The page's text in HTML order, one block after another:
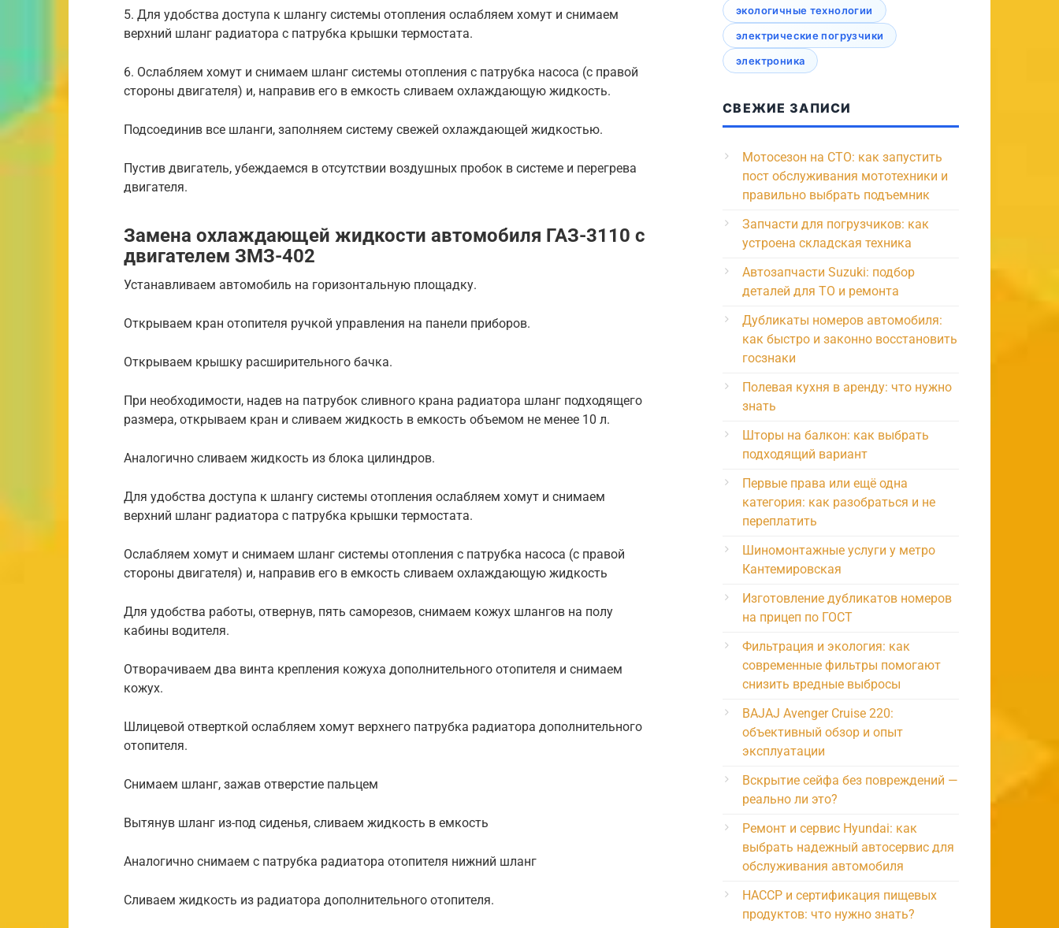
5. Для удобства доступа к шлангу системы отопления ослабляем хомут и снимаем
верхний шланг радиатора с патрубка крышки термостата.
6. Ослабляем хомут и снимаем шланг системы отопления с патрубка насоса (с правой
стороны двигателя) и, направив его в емкость сливаем охлаждающую жидкость.
Подсоединив все шланги, заполняем систему свежей охлаждающей жидкостью.
Пустив двигатель, убеждаемся в отсутствии воздушных пробок в системе и перегрева
двигателя.
Замена охлаждающей жидкости автомобиля ГАЗ-3110 с
двигателем ЗМЗ-402
Устанавливаем автомобиль на горизонтальную площадку.
Открываем кран отопителя ручкой управления на панели приборов.
Открываем крышку расширительного бачка.
При необходимости, надев на патрубок сливного крана радиатора шланг подходящего
размера, открываем кран и сливаем жидкость в емкость объемом не менее 10 л.
Аналогично сливаем жидкость из блока цилиндров.
Для удобства доступа к шлангу системы отопления ослабляем хомут и снимаем
верхний шланг радиатора с патрубка крышки термостата.
Ослабляем хомут и снимаем шланг системы отопления с патрубка насоса (с правой
стороны двигателя) и, направив его в емкость сливаем охлаждающую жидкость
Для удобства работы, отвернув, пять саморезов, снимаем кожух шлангов на полу
кабины водителя.
Отворачиваем два винта крепления кожуха дополнительного отопителя и снимаем
кожух.
Шлицевой отверткой ослабляем хомут верхнего патрубка радиатора дополнительного
отопителя.
Снимаем шланг, зажав отверстие пальцем
Вытянув шланг из-под сиденья, сливаем жидкость в емкость
Аналогично снимаем с патрубка радиатора отопителя нижний шланг
Сливаем жидкость из радиатора дополнительного отопителя.
экологичные технологии
электрические погрузчики
электроника
СВЕЖИЕ ЗАПИСИ
Мотосезон на СТО: как запустить
пост обслуживания мототехники и
правильно выбрать подъемник
Запчасти для погрузчиков: как
устроена складская техника
Автозапчасти Suzuki: подбор
деталей для ТО и ремонта
Дубликаты номеров автомобиля:
как быстро и законно восстановить
госзнаки
Полевая кухня в аренду: что нужно
знать
Шторы на балкон: как выбрать
подходящий вариант
Первые права или ещё одна
категория: как разобраться и не
переплатить
Шиномонтажные услуги у метро
Кантемировская
Изготовление дубликатов номеров
на прицеп по ГОСТ
Фильтрация и экология: как
современные фильтры помогают
снизить вредные выбросы
BAJAJ Avenger Cruise 220:
объективный обзор и опыт
эксплуатации
Вскрытие сейфа без повреждений —
реально ли это?
Ремонт и сервис Hyundai: как
выбрать надежный автосервис для
обслуживания автомобиля
HACCP и сертификация пищевых
продуктов: что нужно знать?